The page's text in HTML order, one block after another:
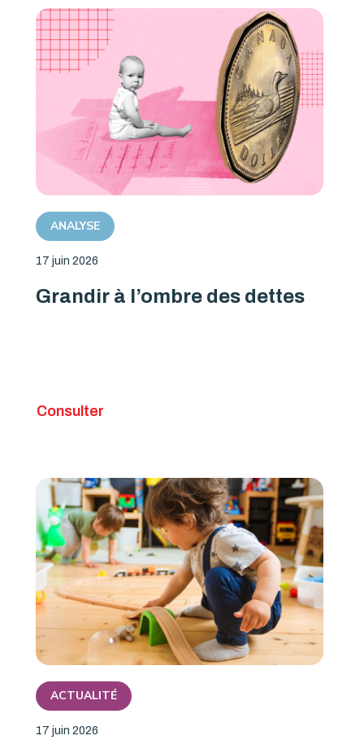
ANALYSE
17 juin 2026
Grandir à l’ombre des dettes
Consulter
ACTUALITÉ
17 juin 2026